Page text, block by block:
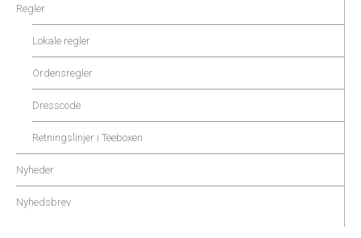
Regler
Lokale regler
Ordensregler
Dresscode
Retningslinjer i Teeboxen
Nyheder
Nyhedsbrev